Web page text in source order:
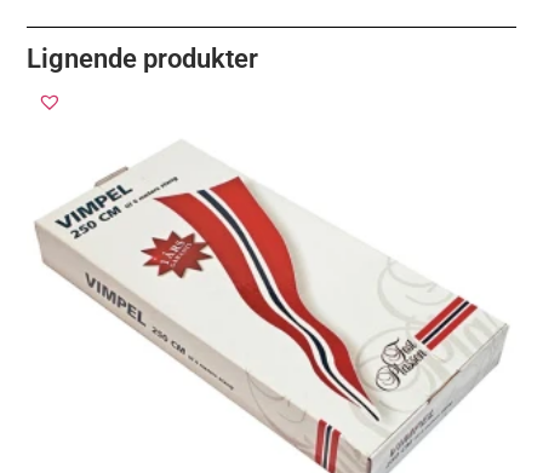
Lignende produkter